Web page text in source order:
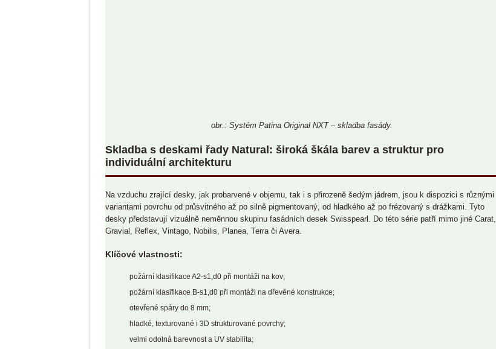
obr.: Systém Patina Original NXT – skladba fasády.
Skladba s deskami řady Natural: široká škála barev a struktur pro
individuální architekturu
Na vzduchu zrající desky, jak probarvené v objemu, tak i s přirozeně šedým jádrem, jsou k dispozici s různými
variantami povrchu od průsvitného až po silně pigmentovaný, od hladkého až po frézovaný s drážkami. Tyto
desky představují vizuálně neměnnou skupinu fasádních desek Swisspearl. Do této série patří mimo jiné Carat,
Gravial, Reflex, Vintago, Nobilis, Planea, Terra či Avera.
Klíčové vlastnosti:
požární klasifikace A2-s1,d0 při montáži na kov;
požární klasifikace B-s1,d0 při montáži na dřevěné konstrukce;
otevřené spáry do 8 mm;
hladké, texturované i 3D strukturované povrchy;
velmi odolná barevnost a UV stabilita;